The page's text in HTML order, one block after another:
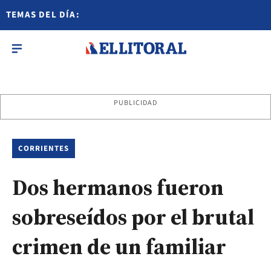
TEMAS DEL DÍA:
PUBLICIDAD
CORRIENTES
Dos hermanos fueron
sobreseídos por el brutal
crimen de un familiar